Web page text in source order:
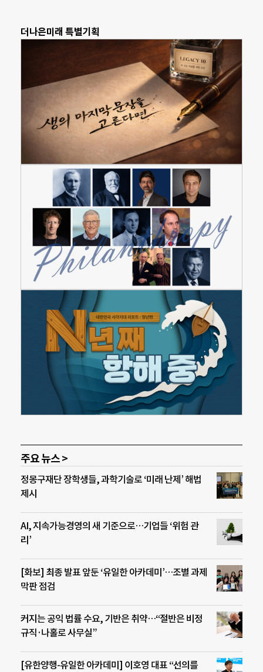
더나은미래 특별기획
주요 뉴스 >
정몽구재단 장학생들, 과학기술로 ‘미래 난제’ 해법
제시
AI, 지속가능경영의 새 기준으로…기업들 ‘위험 관
리’
[화보] 최종 발표 앞둔 ‘유일한 아카데미’…조별 과제
막판 점검
커지는 공익 법률 수요, 기반은 취약…“절반은 비정
규직·나홀로 사무실”
[유한양행-유일한 아카데미] 이호영 대표 “선의를